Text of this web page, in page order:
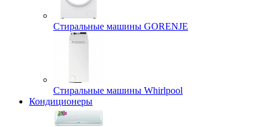
Стиральные машины GORENJE
Стиральные машины Whirlpool
Кондиционеры